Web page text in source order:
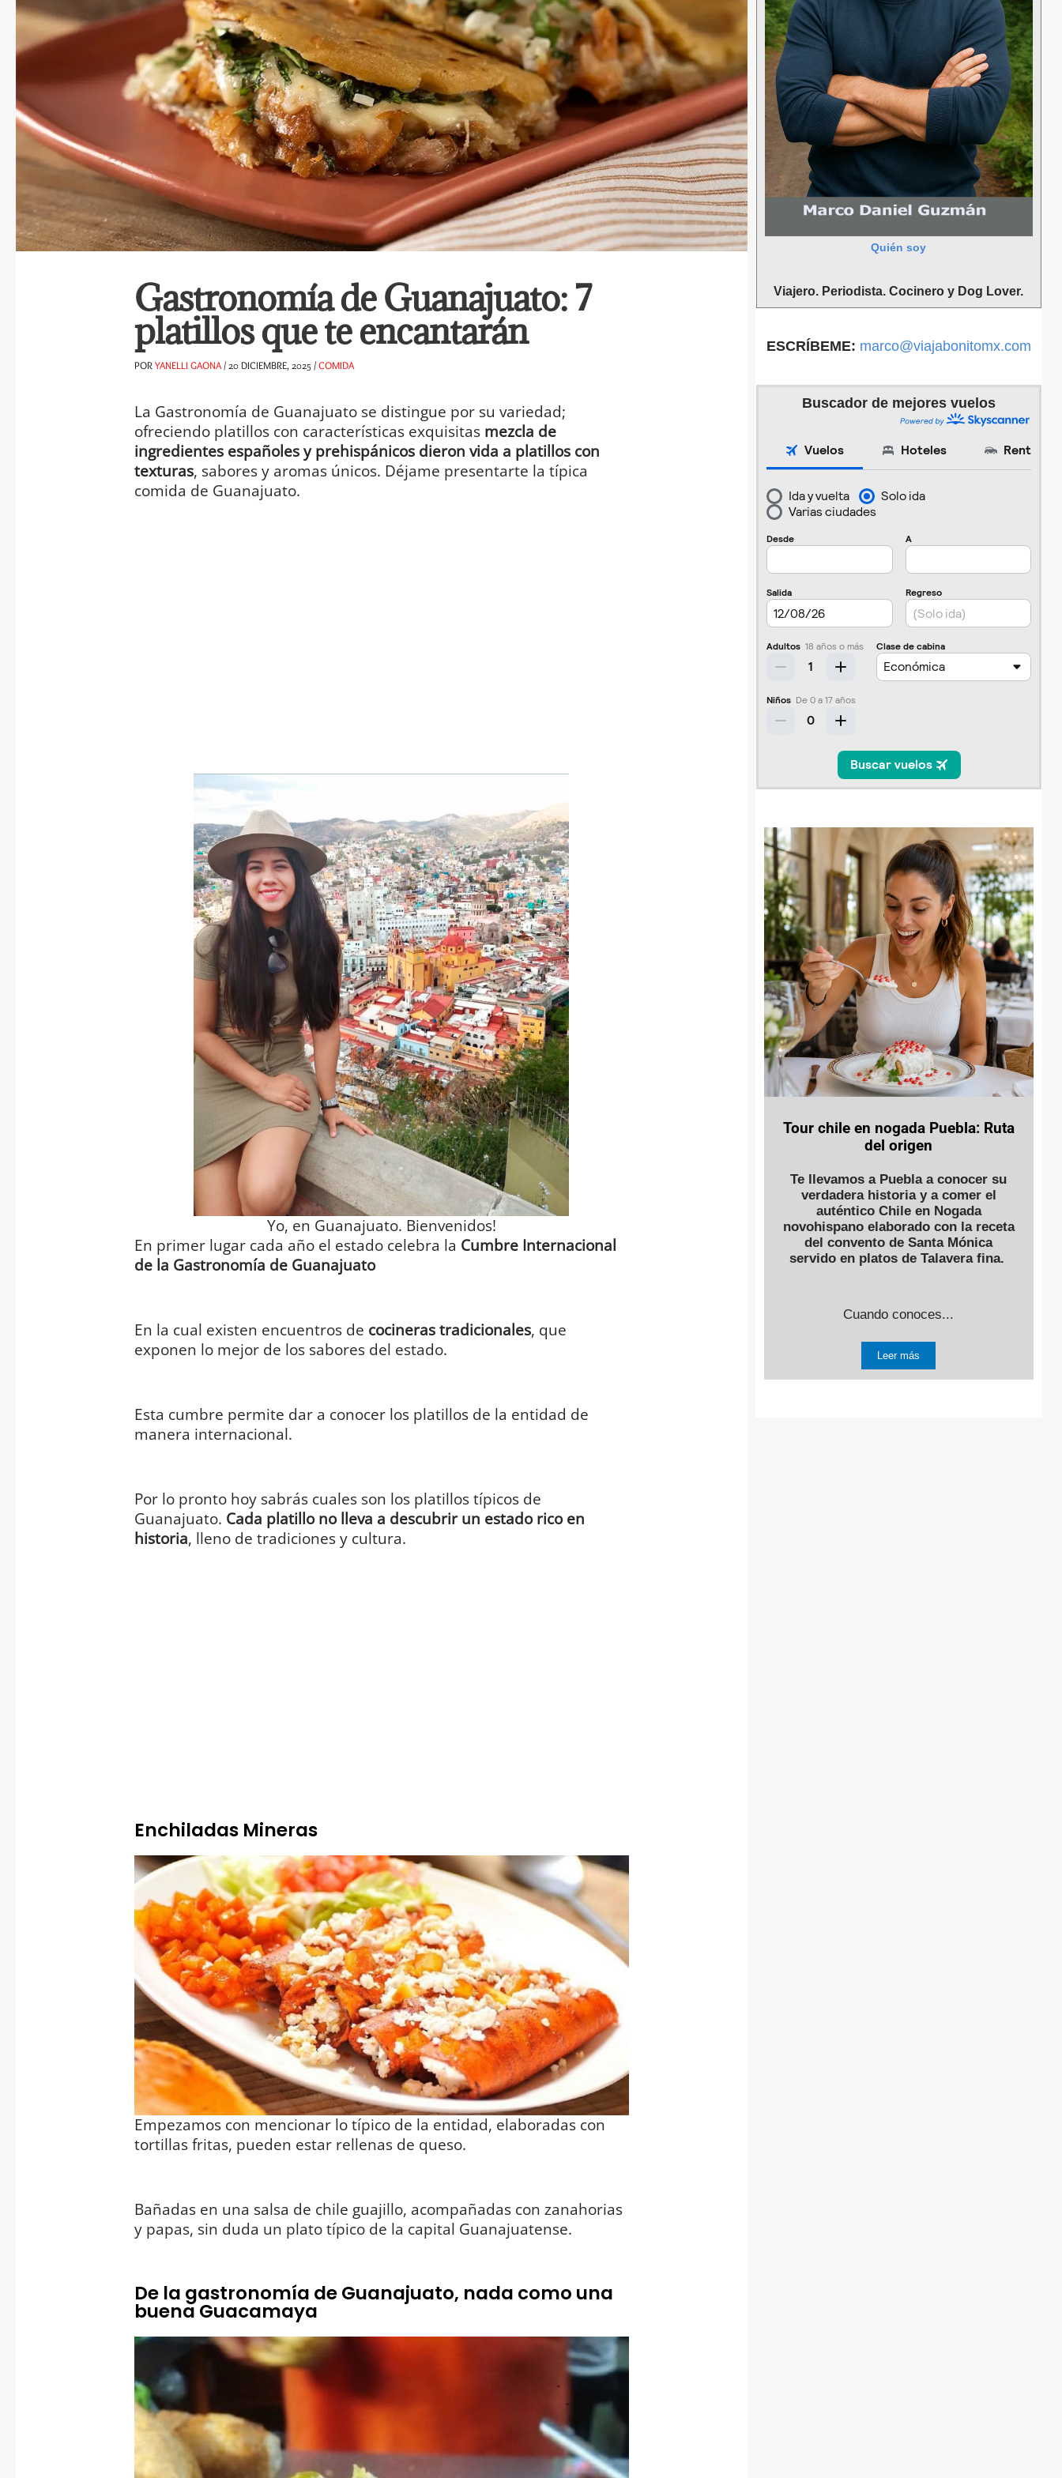
Gastronomía de Guanajuato: 7
platillos que te encantarán
PORYANELLI GAONA/20 DICIEMBRE, 2025/COMIDA
La Gastronomía de Guanajuato se distingue por su variedad;
ofreciendo platillos con características exquisitas mezcla de
ingredientes españoles y prehispánicos dieron vida a platillos con
texturas, sabores y aromas únicos. Déjame presentarte la típica
comida de Guanajuato.
Yo, en Guanajuato. Bienvenidos!
En primer lugar cada año el estado celebra la Cumbre Internacional
de la Gastronomía de Guanajuato
En la cual existen encuentros de cocineras tradicionales, que
exponen lo mejor de los sabores del estado.
Esta cumbre permite dar a conocer los platillos de la entidad de
manera internacional.
Por lo pronto hoy sabrás cuales son los platillos típicos de
Guanajuato. Cada platillo no lleva a descubrir un estado rico en
historia, lleno de tradiciones y cultura.
Enchiladas Mineras
Empezamos con mencionar lo típico de la entidad, elaboradas con
tortillas fritas, pueden estar rellenas de queso.
Bañadas en una salsa de chile guajillo, acompañadas con zanahorias
y papas, sin duda un plato típico de la capital Guanajuatense.
De la gastronomía de Guanajuato, nada como una
buena Guacamaya
Quién soy
Viajero. Periodista. Cocinero y Dog Lover.
ESCRÍBEME: marco@viajabonitomx.com
Buscador de mejores vuelos
Tour chile en nogada Puebla: Ruta
del origen
Te llevamos a Puebla a conocer su
verdadera historia y a comer el
auténtico Chile en Nogada
novohispano elaborado con la receta
del convento de Santa Mónica
servido en platos de Talavera fina.
Cuando conoces...
Leer más